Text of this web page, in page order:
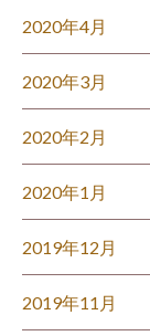
2020年4月
2020年3月
2020年2月
2020年1月
2019年12月
2019年11月